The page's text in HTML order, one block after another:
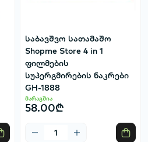
საბავშვო სათამაშო
Shopme Store 4 in 1
ფილმების
სუპერგმირების ნაკრები
GH-1888
მარაგშია
58.00₾